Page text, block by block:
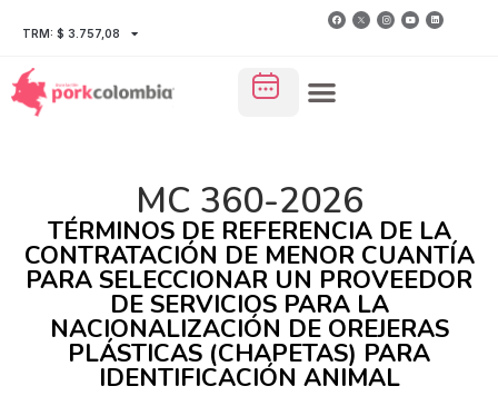
TRM: $ 3.757,08
MC 360-2026
TÉRMINOS DE REFERENCIA DE LA
CONTRATACIÓN DE MENOR CUANTÍA
PARA SELECCIONAR UN PROVEEDOR
DE SERVICIOS PARA LA
NACIONALIZACIÓN DE OREJERAS
PLÁSTICAS (CHAPETAS) PARA
IDENTIFICACIÓN ANIMAL